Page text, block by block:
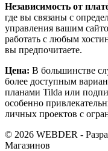
Независимость от
где вы связаны с
управления вашим
работать с любым
вы предпочитаете.
Цена: В большинстве
более доступным
планами Tilda или
особенно
личных проектов с
© 2026 WEBDER -
Магазинов